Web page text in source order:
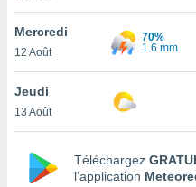
le
ainsi
un
Mercredi
12 Août
70%
1.6 mm
Jeudi
13 Août
Téléchargez
l’application